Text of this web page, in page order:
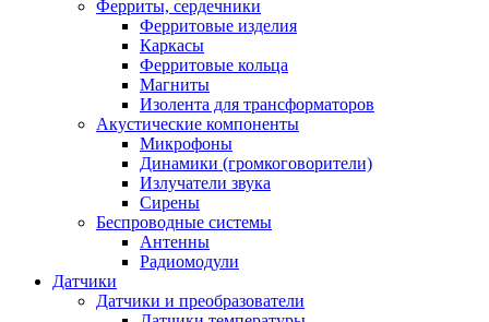
Ферриты, сердечники
Ферритовые изделия
Каркасы
Ферритовые кольца
Магниты
Изолента для трансформаторов
Акустические компоненты
Микрофоны
Динамики (громкоговорители)
Излучатели звука
Сирены
Беспроводные системы
Антенны
Радиомодули
Датчики
Датчики и преобразователи